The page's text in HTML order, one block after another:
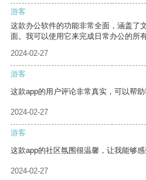
游客
这款办公软件的功能非常全面，涵盖了
面。我可以使用它来完成日常办公的所
2024-02-27
游客
这款app的用户评论非常真实，可以帮助
2024-02-27
游客
这款app的社区氛围很温馨，让我能够感
2024-02-27